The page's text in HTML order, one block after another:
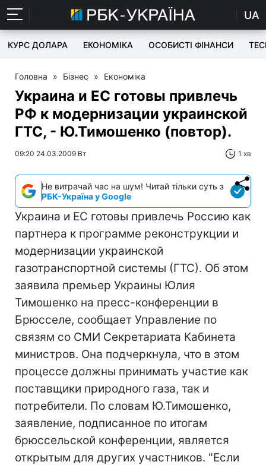
UA
КУРС ДОЛАРА ЕКОНОМІКА ОСОБИСТІ ФІНАНСИ
Головна » Бізнес » Економіка
Украина и ЕС готовы привлечь
РФ к модернизации украинской
ГТС, - Ю.Тимошенко (повтор).
09:20 24.03.2009 Вт 1 хв
Не витрачай час на шум! Читай тільки суть з
РБК-Україна у Google
Украина и ЕС готовы привлечь Россию как
партнера к программе реконструкции и
модернизации украинской
газотранспортной системы (ГТС). Об этом
заявила премьер Украины Юлия
Тимошенко на пресс-конференции в
Брюсселе, сообщает Управление по
связям со СМИ Секретариата Кабинета
министров. Она подчеркнула, что в этом
процессе должны принимать участие как
поставщики природного газа, так и
потребители. По словам Ю.Тимошенко,
заявление, подписанное по итогам
брюссельской конференции, является
открытым для других участников. "Если